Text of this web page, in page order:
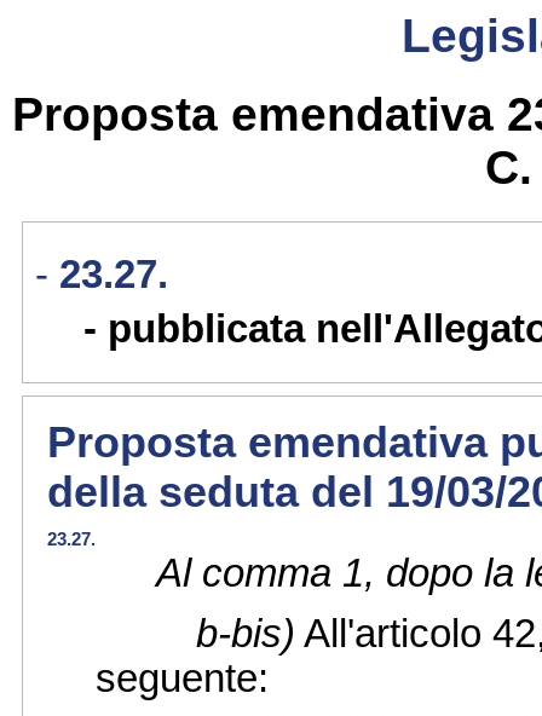
Proposta emendativa
23.27.
pubblicata
Proposta emendativa
della seduta del 19/03/
23.27.
Al comma 1, dopo la
b-bis) All'articolo
seguente: